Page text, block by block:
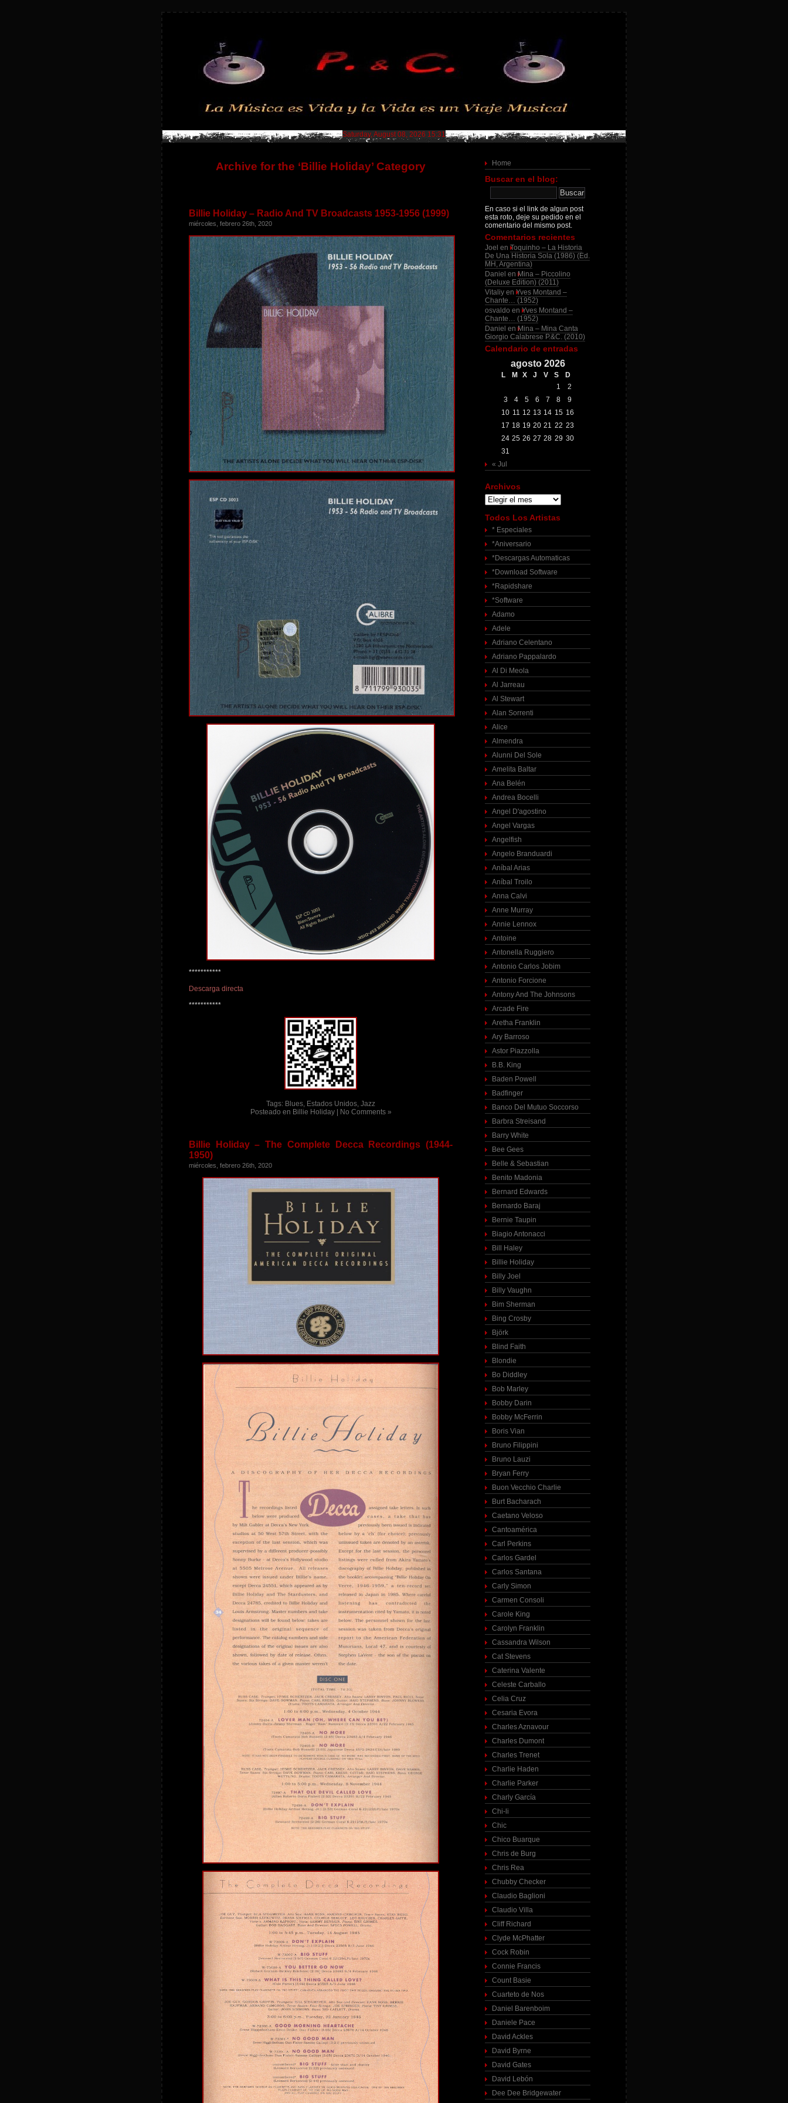
Saturday, August 08, 2026 15:31
Archive for the ‘Billie Holiday’ Category
Billie Holiday – Radio And TV Broadcasts 1953-1956 (1999)
miércoles, febrero 26th, 2020
***********
Descarga directa
***********
Tags: Blues, Estados Unidos, Jazz
Posteado en Billie Holiday| No Comments »
Billie Holiday – The Complete Decca Recordings (1944-
1950)
miércoles, febrero 26th, 2020
Home
Buscar en el blog:
En caso si el link de algun post
esta roto, deje su pedido en el
comentario del mismo post.
Comentarios recientes
Joel en Toquinho – La Historia
De Una Historia Sola (1986) (Ed.
MH, Argentina)
Daniel en Mina – Piccolino
(Deluxe Edition) (2011)
Vitaliy en Yves Montand –
Chante… (1952)
osvaldo en Yves Montand –
Chante… (1952)
Daniel en Mina – Mina Canta
Giorgio Calabrese P.&C. (2010)
Calendario de entradas
agosto 2026
L M X J V S
D
1
2
3
4 5 6 7 8
9
10 11 12 13 14 15 16
17 18 19 20 21 22 23
24 25 26 27 28 29 30
31
« Jul
Archivos
Archivos
Todos Los Artistas
* Especiales
*Aniversario
*Descargas Automaticas
*Download Software
*Rapidshare
*Software
Adamo
Adele
Adriano Celentano
Adriano Pappalardo
Al Di Meola
Al Jarreau
Al Stewart
Alan Sorrenti
Alice
Almendra
Alunni Del Sole
Amelita Baltar
Ana Belén
Andrea Bocelli
Angel D'agostino
Angel Vargas
Angelfish
Angelo Branduardi
Aníbal Arias
Aníbal Troilo
Anna Calvi
Anne Murray
Annie Lennox
Antoine
Antonella Ruggiero
Antonio Carlos Jobim
Antonio Forcione
Antony And The Johnsons
Arcade Fire
Aretha Franklin
Ary Barroso
Astor Piazzolla
B.B. King
Baden Powell
Badfinger
Banco Del Mutuo Soccorso
Barbra Streisand
Barry White
Bee Gees
Belle & Sebastian
Benito Madonia
Bernard Edwards
Bernardo Baraj
Bernie Taupin
Biagio Antonacci
Bill Haley
Billie Holiday
Billy Joel
Billy Vaughn
Bim Sherman
Bing Crosby
Björk
Blind Faith
Blondie
Bo Diddley
Bob Marley
Bobby Darin
Bobby McFerrin
Boris Vian
Bruno Filippini
Bruno Lauzi
Bryan Ferry
Buon Vecchio Charlie
Burt Bacharach
Caetano Veloso
Cantoamérica
Carl Perkins
Carlos Gardel
Carlos Santana
Carly Simon
Carmen Consoli
Carole King
Carolyn Franklin
Cassandra Wilson
Cat Stevens
Caterina Valente
Celeste Carballo
Celia Cruz
Cesaria Evora
Charles Aznavour
Charles Dumont
Charles Trenet
Charlie Haden
Charlie Parker
Charly García
Chi-li
Chic
Chico Buarque
Chris de Burg
Chris Rea
Chubby Checker
Claudio Baglioni
Claudio Villa
Cliff Richard
Clyde McPhatter
Cock Robin
Connie Francis
Count Basie
Cuarteto de Nos
Daniel Barenboim
Daniele Pace
David Ackles
David Byrne
David Gates
David Lebón
Dee Dee Bridgewater